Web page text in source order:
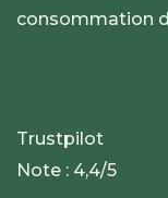
consommation
Trustpilot
Note : 4,4/5